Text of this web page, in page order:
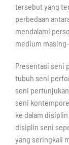
tersebut yang
perbedaan
mendalami
medium
Presentasi seni
tubuh seni
seni
seni
ke dalam
disiplin seni
yang seringkali